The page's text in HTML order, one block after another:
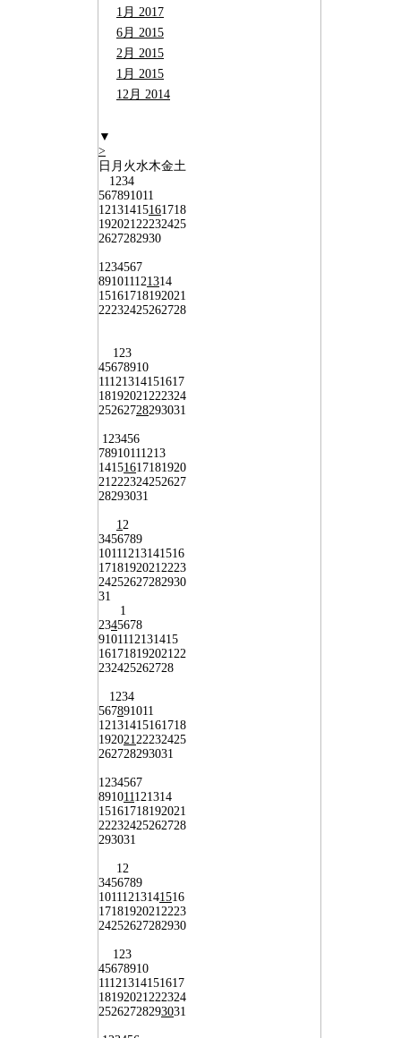
1月 2017
6月 2015
2月 2015
1月 2015
12月 2014
▼
>
日 月 火水木金土
1234
567891011
12131415161718
19202122232425
2627282930
1234567
891011121314
15161718192021
22232425262728
123
45678910
11121314151617
18192021222324
25262728293031
123456
78910111213
14151617181920
21222324252627
28293031
12
3456789
10111213141516
17181920212223
24252627282930
31
1
2345678
9101112131415
16171819202122
232425262728
1234
567891011
12131415161718
19202122232425
262728293031
1234567
891011121314
15161718192021
22232425262728
293031
12
3456789
10111213141516
17181920212223
24252627282930
123
45678910
11121314151617
18192021222324
25262728293031